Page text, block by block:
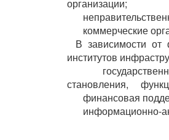
организации;
коммерческие
В зависимости от
институтов
становления,
финансовая
информационно-